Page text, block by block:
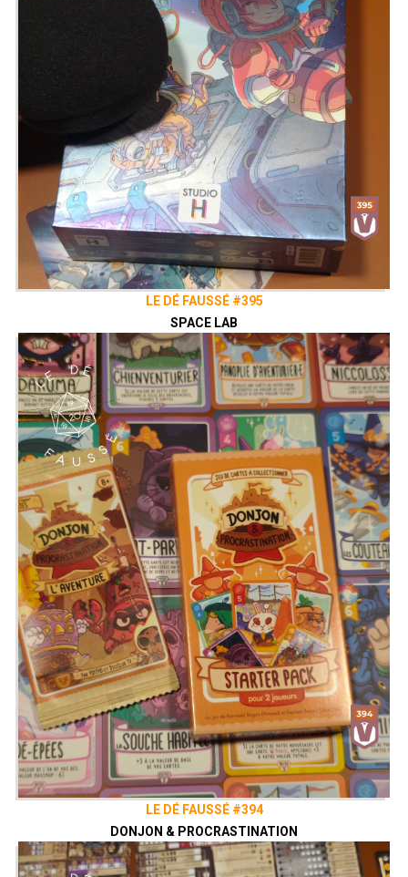
LE DÉ FAUSSÉ #395
SPACE LAB
LE DÉ FAUSSÉ #394
DONJON & PROCRASTINATION